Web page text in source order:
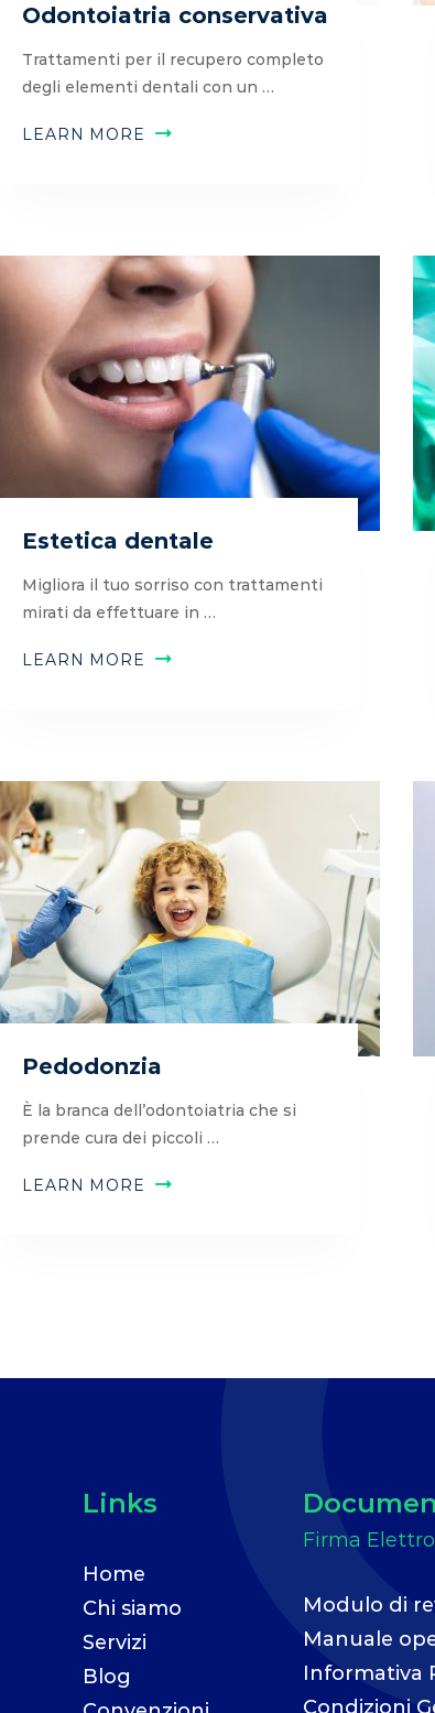
Odontoiatria conservativa
Trattamenti per il recupero completo
degli elementi dentali con un …
LEARN MORE
Estetica dentale
Migliora il tuo sorriso con trattamenti
mirati da effettuare in …
LEARN MORE
Pedodonzia
È la branca dell’odontoiatria che si
prende cura dei piccoli …
LEARN MORE
Links
Home
Chi siamo
Servizi
Blog
Modulo di
Manuale
Informativa
Condizioni